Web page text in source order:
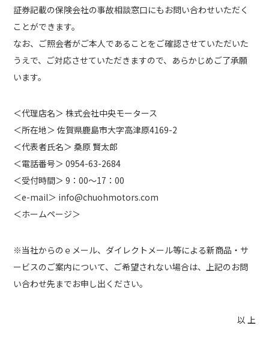
証券記載の保険会社の事故相談窓口にもお問い合わせいただく
ことができます。
なお、ご照会者がご本人であることをご確認させていただいた
うえで、ご対応させていただきますので、あらかじめご了承願
います。
＜代理店名＞ 株式会社中央モータース
＜所在地＞ 佐賀県鹿島市大字高津原4169-2
＜代表者氏名＞ 桑原 賢太郎
＜電話番号＞ 0954-63-2684
＜受付時間＞ 9：00～17：00
＜e-mail＞ info@chuohmotors.com
＜ホームページ＞
※当社からのｅメール、ダイレクトメール等による新商品・サ
ービスのご案内について、ご希望されない場合は、上記のお問
い合わせ先までお申し出ください。
以 上